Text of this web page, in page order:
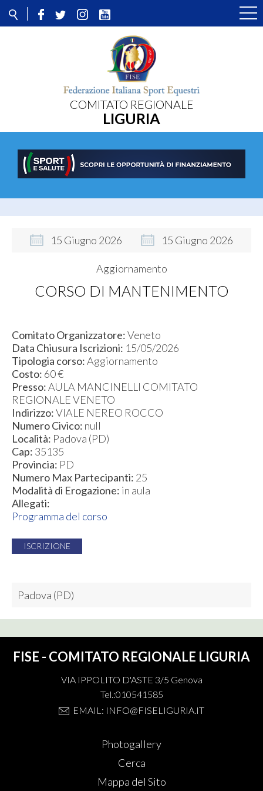
COMITATO REGIONALE
LIGURIA
15 Giugno 2026 15 Giugno 2026
CORSO DI MANTENIMENTO
Comitato Organizzatore:Veneto
Data Chiusura Iscrizioni: 15/05/2026
Tipologia corso:Aggiornamento
Costo: 60 €
Presso:AULA MANCINELLI COMITATO
REGIONALE VENETO
Indirizzo:VIALE NEREO ROCCO
Numero Civico: null
Località: Padova (PD)
Cap: 35135
Provincia: PD
Numero Max Partecipanti: 25
Modalità di Erogazione: in aula
Allegati:
Programma del corso
ISCRIZIONE
Aggiornamento
Padova (PD)
FISE - COMITATO REGIONALE LIGURIA
VIA IPPOLITO D'ASTE 3/5 Genova
Tel.:010541585
EMAIL: INFO@FISELIGURIA.IT
Photogallery
Cerca
Mappa del Sito